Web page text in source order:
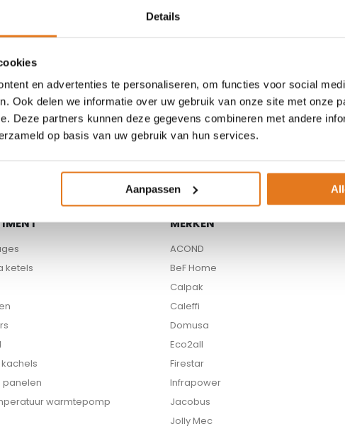
Details
en advertenties te personaliseren, om functies voor social
Ook delen we informatie over uw gebruik van onze site met onze
Deze partners kunnen deze gegevens combineren met andere
op basis van uw gebruik van hun services.
Aanpassen
Beschikbare partners
ketels
panelen
warmtepomp
MERKEN
ACOND
BeF Home
Calpak
Caleffi
Domusa
Eco2all
Firestar
Infrapower
Jacobus
Jolly Mec